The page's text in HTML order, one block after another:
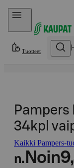
Hyppää sisältöön
Tuotteet
Pampers
34kpl
Kaikki Pampers-
n. Noin